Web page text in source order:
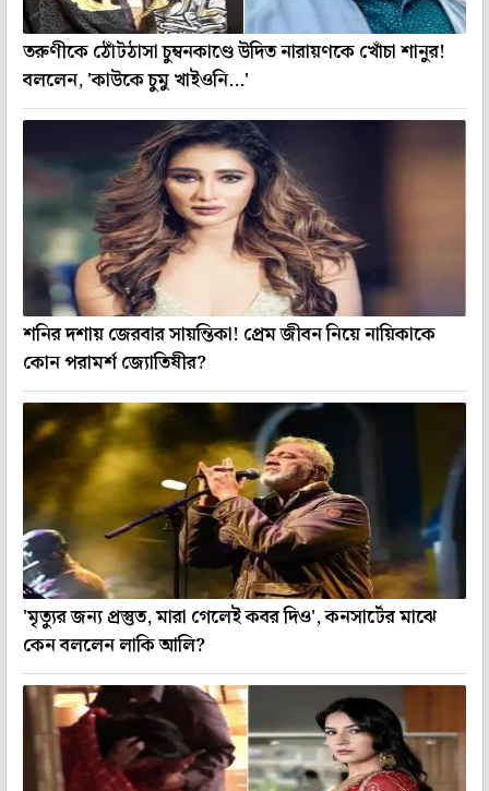
তরুণীকে ঠোঁটঠাসা চুম্বনকাণ্ডে উদিত নারায়ণকে খোঁচা শানুর!
বললেন, 'কাউকে চুমু খাইওনি...'
শনির দশায় জেরবার সায়ন্তিকা! প্রেম জীবন নিয়ে নায়িকাকে
কোন পরামর্শ জ্যোতিষীর?
'মৃত্যুর জন্য প্রস্তুত, মারা গেলেই কবর দিও', কনসার্টের মাঝে
কেন বললেন লাকি আলি?